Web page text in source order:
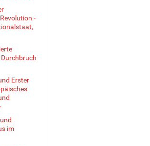
-
Erster
im